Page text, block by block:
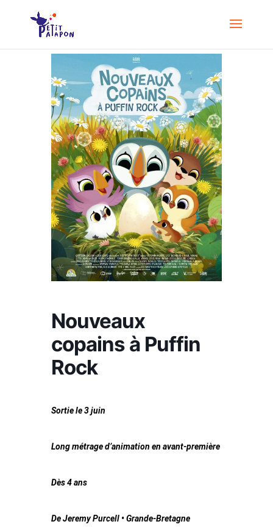
Nouveaux
copains à Puffin
Rock
Sortie le 3 juin
Long métrage d’animation en avant-première
Dès 4 ans
De Jeremy Purcell •Grande-Bretagne